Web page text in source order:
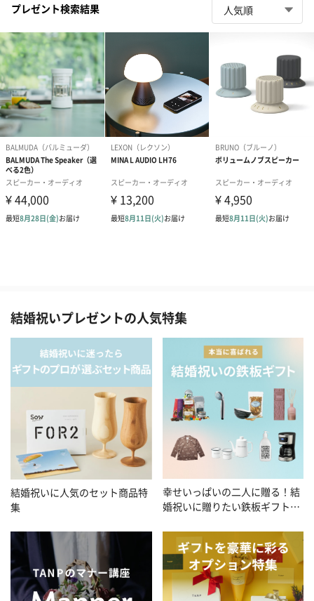
プレゼント検索結果
結婚祝いプレゼントの人気特集
結婚祝いに人気のセット商品特
集
幸せいっぱいの二人に贈る！結
婚祝いに贈りたい鉄板ギフト特